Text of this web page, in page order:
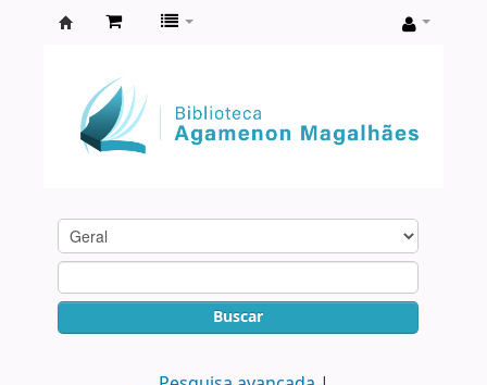
Agamenon
Magalhães
Buscar